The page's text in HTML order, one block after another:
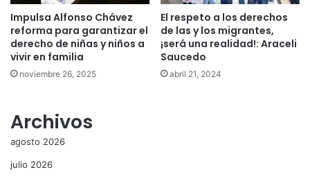
Impulsa Alfonso Chávez
reforma para garantizar el
derecho de niñas y niños a
vivir en familia
noviembre 26, 2025
El respeto a los derechos
de las y los migrantes,
¡será una realidad!: Araceli
Saucedo
abril 21, 2024
Archivos
agosto 2026
julio 2026